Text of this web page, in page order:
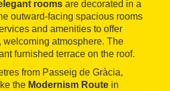
rooms are decorated in a
outward-facing spacious rooms
and amenities to offer
welcoming atmosphere. The
furnished terrace on the roof.
from Passeig de Gràcia,
the Modernism Route in